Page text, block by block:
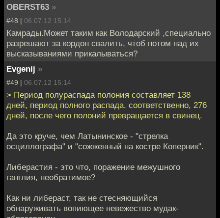
OBERST63 »
#48 | 06.07.12 15:14
Камрады.Может таким как Володарский ,специально
разрешают за кордон свалить, чтоб потом над их
высказываниями прикалываться?
Evgenij »
#49 | 06.07.12 15:14
> Период полураспада полония составляет 138
дней, период полного распада, соответственно, 276
дней, после чего полоний превращается в свинец.
Да это круче, чем Латынинское - "стрелка
осциллографа" и "сожженный на костре Коперник".
Либерастия - это что, поражение межушного
ганглия, необратимое?
Как ни либераст, так не стесняющийся
обнаруживать вопиющее невежество мудак-